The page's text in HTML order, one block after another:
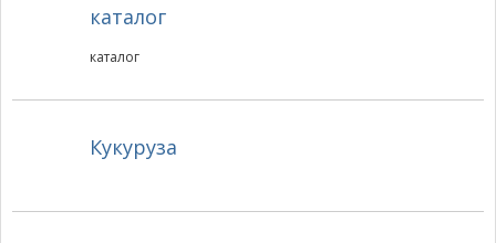
каталог
каталог
Кукуруза